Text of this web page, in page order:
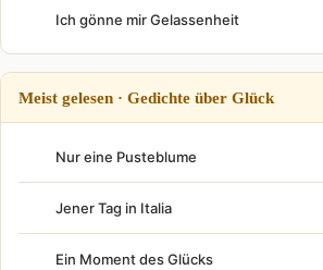
Ich gönne mir Gelassenheit
Meist gelesen · Gedichte über Glück
Nur eine Pusteblume
Jener Tag in Italia
Ein Moment des Glücks